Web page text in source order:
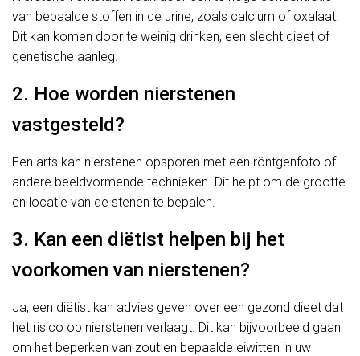
van bepaalde stoffen in de urine, zoals calcium of oxalaat.
Dit kan komen door te weinig drinken, een slecht dieet of
genetische aanleg.
2. Hoe worden nierstenen
vastgesteld?
Een arts kan nierstenen opsporen met een röntgenfoto of
andere beeldvormende technieken. Dit helpt om de grootte
en locatie van de stenen te bepalen.
3. Kan een diëtist helpen bij het
voorkomen van nierstenen?
Ja, een diëtist kan advies geven over een gezond dieet dat
het risico op nierstenen verlaagt. Dit kan bijvoorbeeld gaan
om het beperken van zout en bepaalde eiwitten in uw